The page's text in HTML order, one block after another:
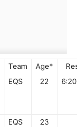
Team Age*
EQS 22
EQS 23